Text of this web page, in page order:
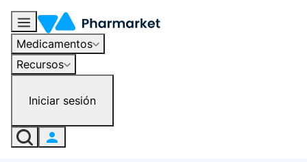
Medicamentos
Recursos
Iniciar sesión